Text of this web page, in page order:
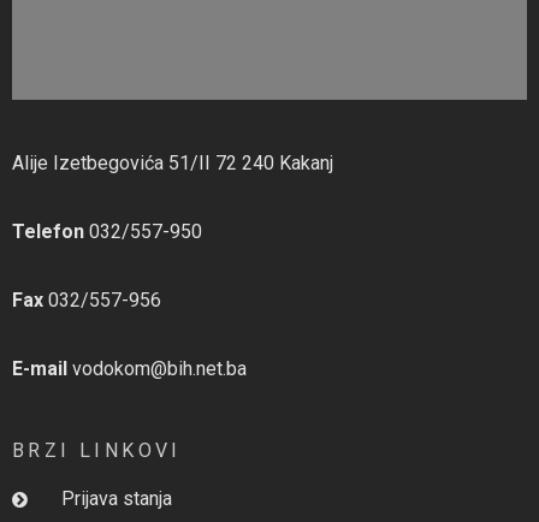
Alije Izetbegovića 51/II 72 240 Kakanj
Telefon 032/557-950
Fax 032/557-956
E-mail vodokom@bih.net.ba
BRZI LINKOVI
Prijava stanja